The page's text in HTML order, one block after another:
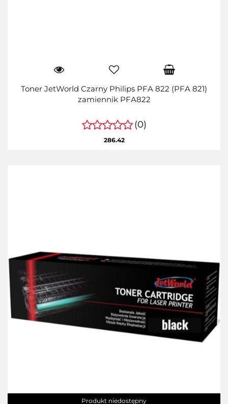
Toner JetWorld Czarny Philips PFA 822 (PFA 821)
zamiennik PFA822
(0)
286.42
Produkt niedostępny